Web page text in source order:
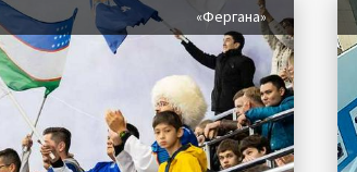
«Фергана»